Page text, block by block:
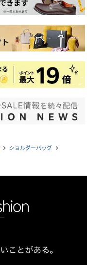
navigate_next ショルダーバッグ navigate_next